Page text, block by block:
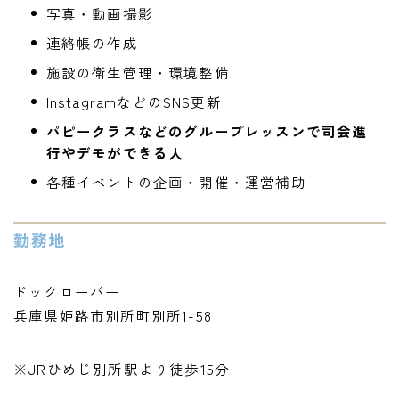
写真・動画撮影
連絡帳の作成
施設の衛生管理・環境整備
InstagramなどのSNS更新
パピークラスなどのグループレッスンで司会進
行やデモができる人
各種イベントの企画・開催・運営補助
勤務地
ドックローバー
兵庫県姫路市別所町別所1-58
※JRひめじ別所駅より徒歩15分